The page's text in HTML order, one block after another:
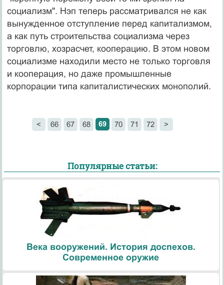
социализм". Нэп теперь рассматривался не как
вынужденное отступление перед капитализмом,
а как путь строительства социализма через
торговлю, хозрасчет, кооперацию. В этом новом
социализме находили место не только торговля
и кооперация, но даже промышленные
корпорации типа капиталистических монополий.
< 66 67 68 69 70 71 72 >
Популярные статьи:
Века вооружений. История доспехов.
Современное оружие